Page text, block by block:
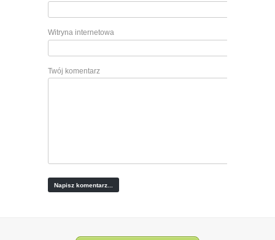
Witryna internetowa
Twój komentarz